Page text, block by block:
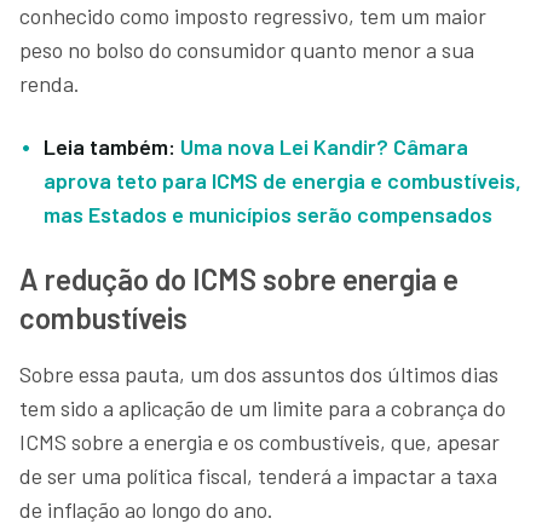
conhecido como imposto regressivo, tem um maior
peso no bolso do consumidor quanto menor a sua
renda.
Leia também: Uma nova Lei Kandir? Câmara
aprova teto para ICMS de energia e combustíveis,
mas Estados e municípios serão compensados
A redução do ICMS sobre energia e
combustíveis
Sobre essa pauta, um dos assuntos dos últimos dias
tem sido a aplicação de um limite para a cobrança do
ICMS sobre a energia e os combustíveis, que, apesar
de ser uma política fiscal, tenderá a impactar a taxa
de inflação ao longo do ano.